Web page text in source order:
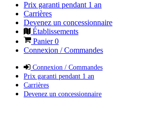
Prix garanti pendant 1 an
Carrières
Devenez un concessionnaire
Établissements
Panier0
Connexion / Commandes
Connexion / Commandes
Prix garanti pendant 1 an
Carrières
Devenez un concessionnaire